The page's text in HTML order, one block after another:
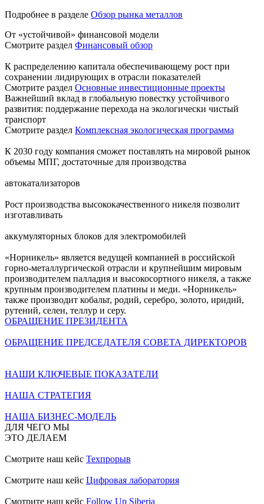
Подробнее в разделе Обзор рынка металлов
От «устойчивой» финансовой модели
Смотрите раздел Финансовый обзор
К распределению капитала обеспечивающему рост при
сохранении лидирующих в отрасли показателей
Смотрите раздел Основные инвестиционные проекты
Важнейший вклад в глобальную повестку устойчивого
развития: поддержание перехода на экологически чистый
транспорт
Смотрите раздел Комплексная экологическая программа
К 2030 году компания сможет поставлять на мировой рынок
объемы МПГ, достаточные для производства
автокатализаторов
Рост производства высококачественного никеля позволит
изготавливать
аккумуляторных блоков для электромобилей
«Норникель» является ведущей компанией в российской
горно-металлургической отрасли и крупнейшим мировым
производителем палладия и высокосортного никеля, а также
крупным производителем платины и меди. «Норникель»
также производит кобальт, родий, серебро, золото, иридий,
рутений, селен, теллур и серу.
ОБРАЩЕНИЕ ПРЕЗИДЕНТА
ОБРАЩЕНИЕ ПРЕДСЕДАТЕЛЯ СОВЕТА ДИРЕКТОРОВ
НАШИ КЛЮЧЕВЫЕ ПОКАЗАТЕЛИ
НАША СТРАТЕГИЯ
НАША БИЗНЕС-МОДЕЛЬ
ДЛЯ ЧЕГО МЫ
ЭТО ДЕЛАЕМ
Смотрите наш кейс Техпрорыв
Смотрите наш кейс Цифровая лаборатория
Смотрите наш кейс Follow Up Siberia